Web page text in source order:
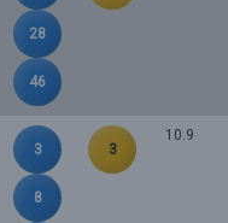
28
46
3
8
3
10.9